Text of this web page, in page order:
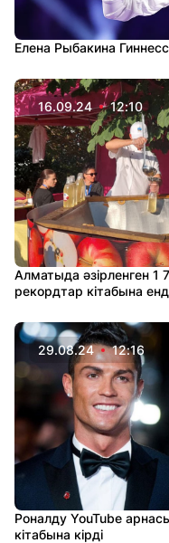
Елена Рыбакина
16.09.24 12:10
Алматыда әзірленген
рекордтар кітабына
29.08.24 12:16
Роналду YouTube
кітабына кірді